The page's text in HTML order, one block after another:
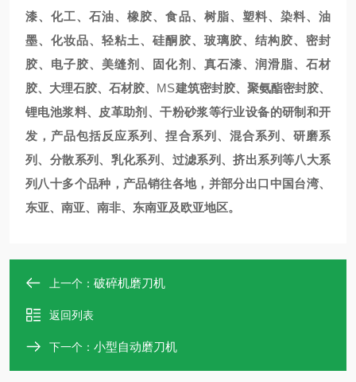
漆、化工、石油、橡胶、食品、树脂、塑料、染料、油
墨、化妆品、轻粘土、硅酮胶、玻璃胶、结构胶、密封
胶、电子胶、美缝剂、固化剂、真石漆、润滑脂、石材
胶、大理石胶、石材胶、 MS建筑密封胶、聚氨酯密封胶、
锂电池浆料、皮革助剂、干粉砂浆等行业设备的研制和开
发，产品包括反应系列、捏合系列、混合系列、研磨系
列、分散系列、乳化系列、过滤系列、挤出系列等八大系
列八十多个品种， 产品销往各地，并部分出口中国台湾、
东亚、南亚、南非、东南亚及欧亚地区。
上一个： 破碎机磨刀机
返回列表
下一个： 小型自动磨刀机